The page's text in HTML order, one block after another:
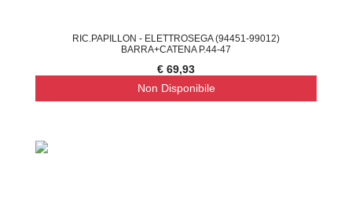
RIC.PAPILLON - ELETTROSEGA (94451-99012)
BARRA+CATENA P.44-47
€ 69,93
Non Disponibile